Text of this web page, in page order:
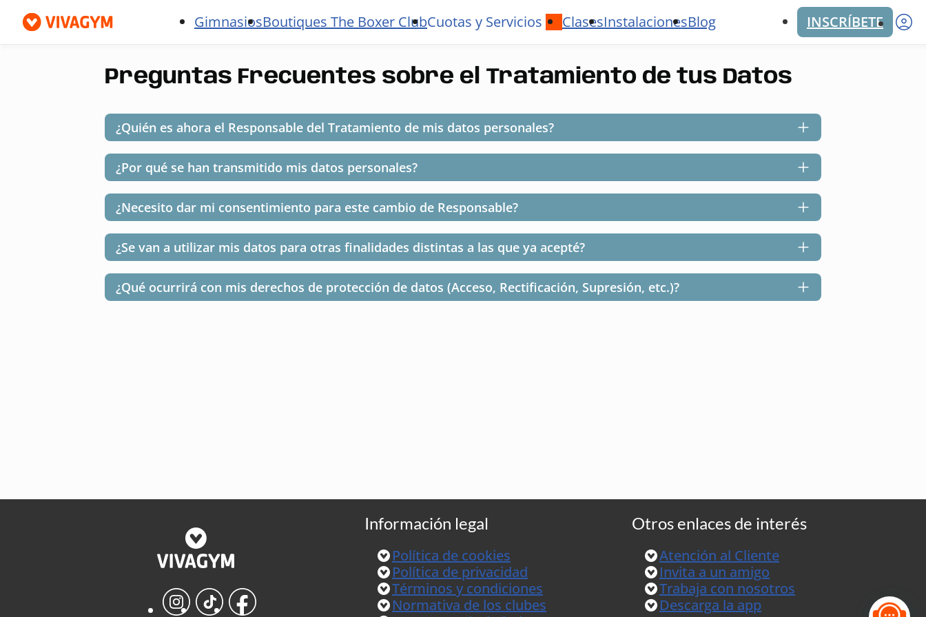
GimnasiosBoutiques The Boxer ClubCuotas y Servicios ClasesInstalacionesBlog INSCRÍBETE
Preguntas Frecuentes sobre el Tratamiento de tus Datos
¿Quién es ahora el Responsable del Tratamiento de mis datos personales?
¿Por qué se han transmitido mis datos personales?
¿Necesito dar mi consentimiento para este cambio de Responsable?
¿Se van a utilizar mis datos para otras finalidades distintas a las que ya acepté?
¿Qué ocurrirá con mis derechos de protección de datos (Acceso, Rectificación, Supresión, etc.)?
Instagram
TikTokFacebook
Información legal
Política de cookies
Política de privacidad
Términos y condiciones
Normativa de los clubes
Otros enlaces de interés
Atención al Cliente
Invita a un amigo
Trabaja con nosotros
Descarga la app